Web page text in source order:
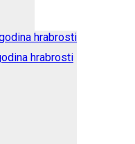
hrabrosti